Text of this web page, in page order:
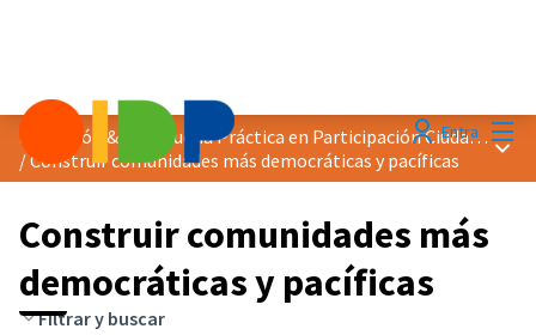
EntraDistinción &quot;Buena Práctica en Participación Ciudadana&quot; 2025
/Construir comunidades más democráticas y pacíficas
Construir comunidades más
democráticas y pacíficas
Filtrar y buscar